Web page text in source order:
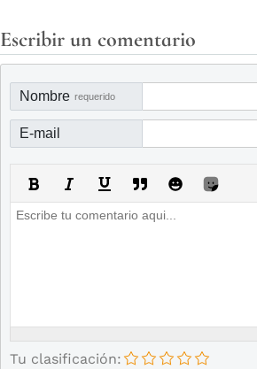
Escribir un comentario
Nombre requerido
E-mail
Tu clasificación: